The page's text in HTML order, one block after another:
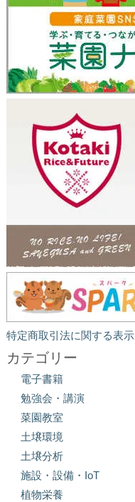
特定商取引法に関する表示
カテゴリー
電子書籍
勉強会・講演
菜園教室
土壌環境
土壌分析
施設・設備・IoT
植物栄養